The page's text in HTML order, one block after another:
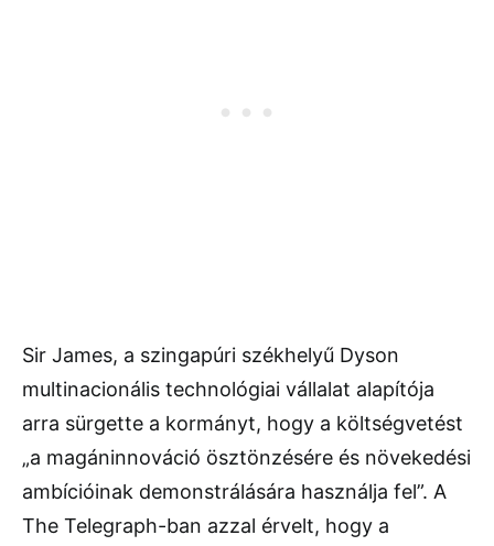
Sir James, a szingapúri székhelyű Dyson
multinacionális technológiai vállalat alapítója
arra sürgette a kormányt, hogy a költségvetést
„a magáninnováció ösztönzésére és növekedési
ambícióinak demonstrálására használja fel”. A
The Telegraph-ban azzal érvelt, hogy a